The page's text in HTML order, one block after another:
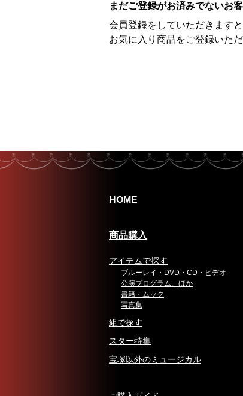
まだご登録がお済みでないお
会員登録をしていただきます
お気に入り商品をご登録いた
HOME
商品購入
アイテムで探す
ブルーレイ・DVD・CD・ビデオ
公演プログラム、ほか
書籍・ムック
写真集
組で探す
スター特集
宝塚以外のミュージカル